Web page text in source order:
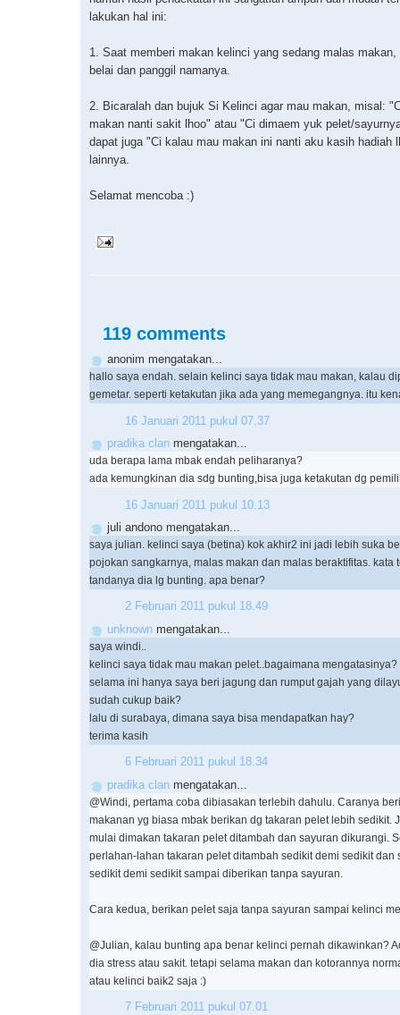
lakukan hal ini:
1. Saat memberi makan kelinci yang sedang malas
belai dan panggil namanya.
2. Bicaralah dan bujuk Si Kelinci agar mau makan, misal:
makan nanti sakit lhoo" atau "Ci dimaem yuk pelet/
dapat juga "Ci kalau mau makan ini nanti aku kasih hadiah
lainnya.
Selamat mencoba :)
119 comments
anonim mengatakan...
hallo saya endah. selain kelinci saya tidak mau makan, kalau
gemetar. seperti ketakutan jika ada yang memegangnya. itu
16 Januari 2011 pukul 07.37
pradika clan mengatakan...
uda berapa lama mbak endah peliharanya?
ada kemungkinan dia sdg bunting,bisa juga ketakutan dg
16 Januari 2011 pukul 10.13
juli andono mengatakan...
saya julian. kelinci saya (betina) kok akhir2 ini jadi lebih suka
pojokan sangkarnya, malas makan dan malas beraktifitas. kata
tandanya dia lg bunting. apa benar?
2 Februari 2011 pukul 18.49
unknown mengatakan...
saya windi..
kelinci saya tidak mau makan pelet..bagaimana mengatasinya?
selama ini hanya saya beri jagung dan rumput gajah yang
sudah cukup baik?
lalu di surabaya, dimana saya bisa mendapatkan hay?
terima kasih
6 Februari 2011 pukul 18.34
pradika clan mengatakan...
@Windi, pertama coba dibiasakan terlebih dahulu. Caranya
makanan yg biasa mbak berikan dg takaran pelet lebih sedikit.
mulai dimakan takaran pelet ditambah dan sayuran dikurangi.
perlahan-lahan takaran pelet ditambah sedikit demi sedikit dan
sedikit demi sedikit sampai diberikan tanpa sayuran.
Cara kedua, berikan pelet saja tanpa sayuran sampai kelinci
@Julian, kalau bunting apa benar kelinci pernah dikawinkan?
dia stress atau sakit. tetapi selama makan dan kotorannya
atau kelinci baik2 saja :)
7 Februari 2011 pukul 07.01